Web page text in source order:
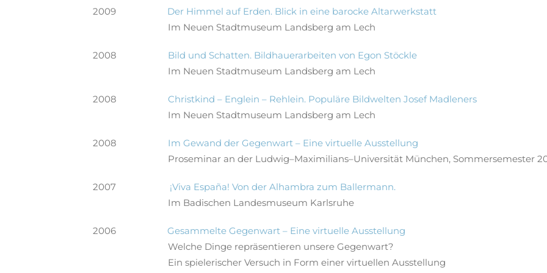
2009 Der Himmel auf Erden. Blick in eine barocke Altarwerkstatt
Im Neuen Stadtmuseum Landsberg am Lech
2008 Bild und Schatten. Bildhauerarbeiten von Egon Stöckle
Im Neuen Stadtmuseum Landsberg am Lech
2008 Christkind – Englein – Rehlein. Populäre Bildwelten Josef Madleners
Im Neuen Stadtmuseum Landsberg am Lech
2008 Im Gewand der Gegenwart – Eine virtuelle Ausstellung
Proseminar an der Ludwig–Maximilians–Universität München, Sommersemester
2007 ¡Viva España! Von der Alhambra zum Ballermann.
Im Badischen Landesmuseum Karlsruhe
2006 Gesammelte Gegenwart – Eine virtuelle Ausstellung
Welche Dinge repräsentieren unsere Gegenwart?
Ein spielerischer Versuch in Form einer virtuellen Ausstellung